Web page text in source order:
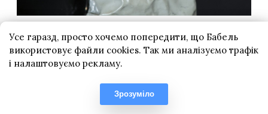
Усе гаразд, просто хочемо попередити, що Бабель
використовує файли cookies. Так ми аналізуємо трафік
і налаштовуємо рекламу.
Зрозуміло